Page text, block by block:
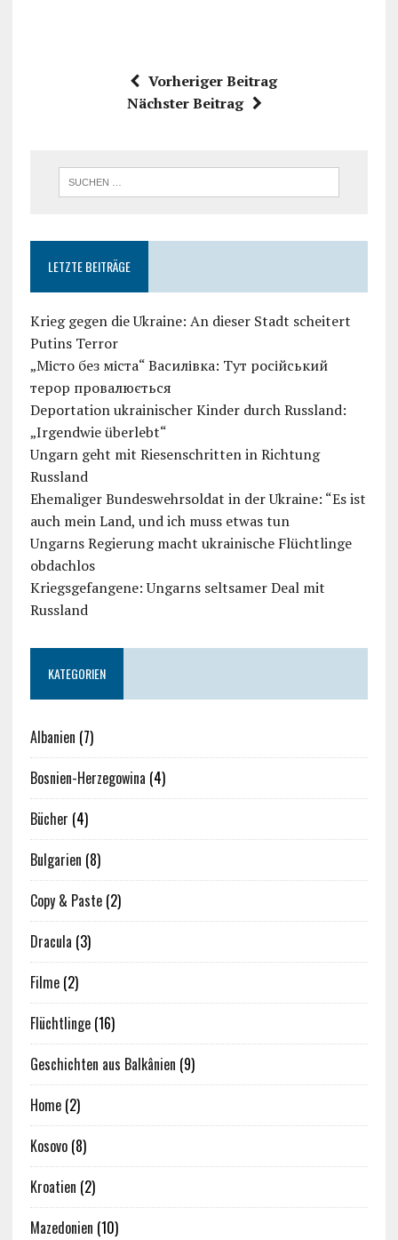
Vorheriger Beitrag
Nächster Beitrag
LETZTE BEITRÄGE
Krieg gegen die Ukraine: An dieser Stadt scheitert
Putins Terror
„Місто без міста“ Василівка: Тут російський
терор провалюється
Deportation ukrainischer Kinder durch Russland:
„Irgendwie überlebt“
Ungarn geht mit Riesenschritten in Richtung
Russland
Ehemaliger Bundeswehrsoldat in der Ukraine: “Es ist
auch mein Land, und ich muss etwas tun
Ungarns Regierung macht ukrainische Flüchtlinge
obdachlos
Kriegsgefangene: Ungarns seltsamer Deal mit
Russland
KATEGORIEN
Albanien (7)
Bosnien-Herzegowina (4)
Bücher (4)
Bulgarien (8)
Copy & Paste(2)
Dracula (3)
Filme(2)
Flüchtlinge(16)
Geschichten aus Balkânien (9)
Home(2)
Kosovo(8)
Kroatien (2)
Mazedonien (10)